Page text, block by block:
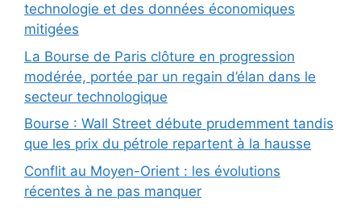
technologie et des données économiques
mitigées
La Bourse de Paris clôture en progression
modérée, portée par un regain d’élan dans le
secteur technologique
Bourse : Wall Street débute prudemment tandis
que les prix du pétrole repartent à la hausse
Conflit au Moyen-Orient : les évolutions
récentes à ne pas manquer